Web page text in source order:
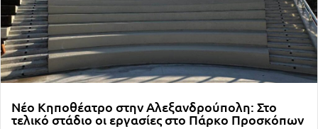
Νέο Κηποθέατρο στην Αλεξανδρούπολη: Στο
τελικό στάδιο οι εργασίες στο Πάρκο Προσκόπων